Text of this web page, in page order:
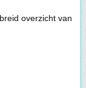
overzicht van